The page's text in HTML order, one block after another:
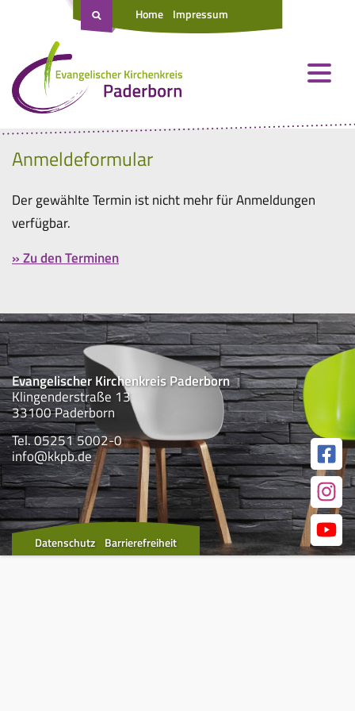
Home Impressum
Anmeldeformular
Der gewählte Termin ist nicht mehr für Anmeldungen
verfügbar.
» Zu den Terminen
Evangelischer Kirchenkreis Paderborn
Klingenderstraße 13
33100 Paderborn
Tel. 05251 5002-0
info@kkpb.de
Datenschutz Barrierefreiheit